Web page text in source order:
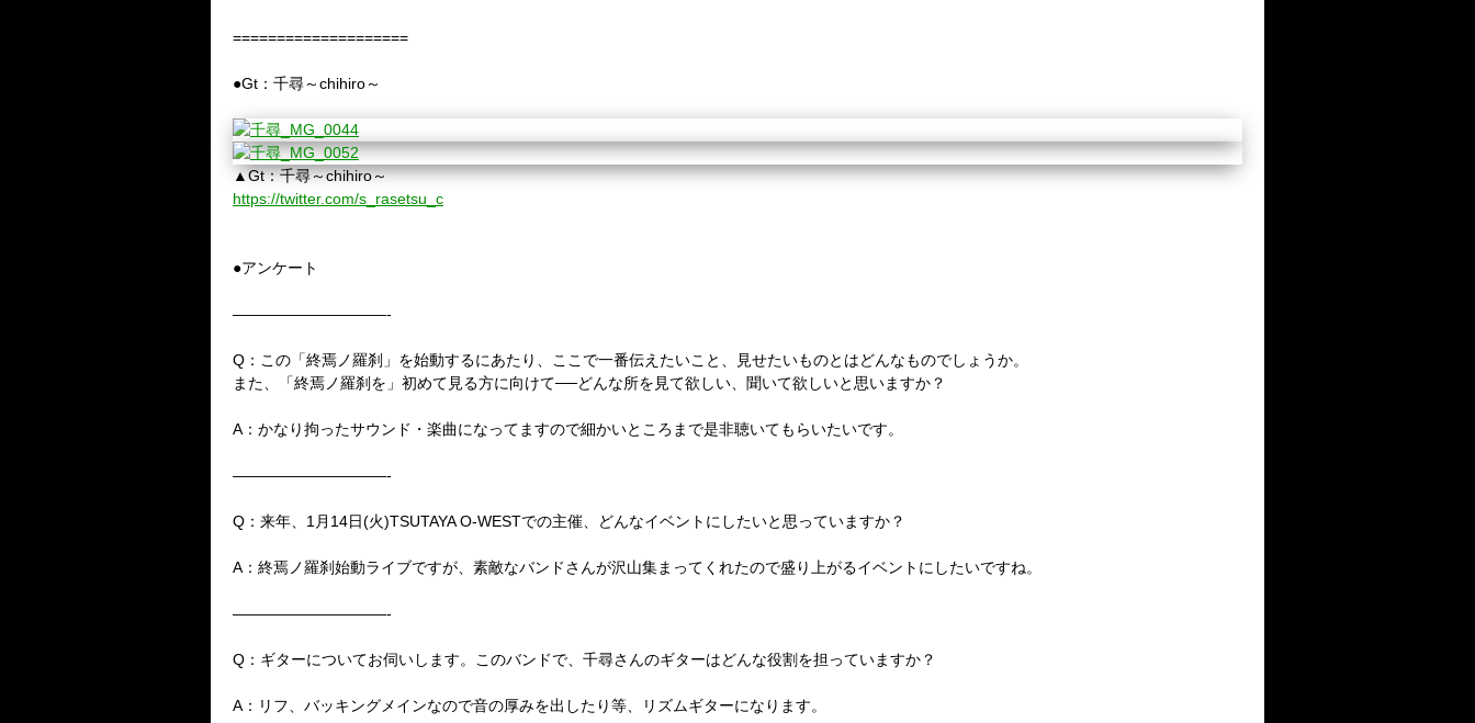
====================
●Gt：千尋～chihiro～
▲Gt：千尋～chihiro～
https://twitter.com/s_rasetsu_c
●アンケート
——————————-
Q：この「終焉ノ羅刹」を始動するにあたり、ここで一番伝えたいこと、見せたいものとはどんなものでしょうか。
また、「終焉ノ羅刹を」初めて見る方に向けて──どんな所を見て欲しい、聞いて欲しいと思いますか？
A：かなり拘ったサウンド・楽曲になってますので細かいところまで是非聴いてもらいたいです。
——————————-
Q：来年、1月14日(火)TSUTAYA O-WESTでの主催、どんなイベントにしたいと思っていますか？
A：終焉ノ羅刹始動ライブですが、素敵なバンドさんが沢山集まってくれたので盛り上がるイベントにしたいですね。
——————————-
Q：ギターについてお伺いします。このバンドで、千尋さんのギターはどんな役割を担っていますか？
A：リフ、バッキングメインなので音の厚みを出したり等、リズムギターになります。